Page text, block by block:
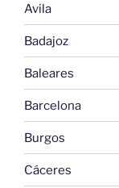
Avila
Badajoz
Baleares
Barcelona
Burgos
Cáceres